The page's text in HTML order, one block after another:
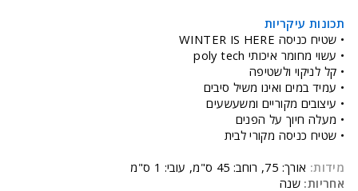
תכונות עיקריות
• שטיח כניסה WINTER IS HERE
• עשוי מחומר איכותי poly tech
• קל לניקוי ולשטיפה
• עמיד במים ואינו משיל סיבים
• עיצובים מקוריים ומשעשעים
• מעלה חיוך על הפנים
• שטיח כניסה מקורי לבית
מידות: אורך: 75, רוחב: 45 ס"מ, עובי: 1 ס"מ
אחריות: שנה